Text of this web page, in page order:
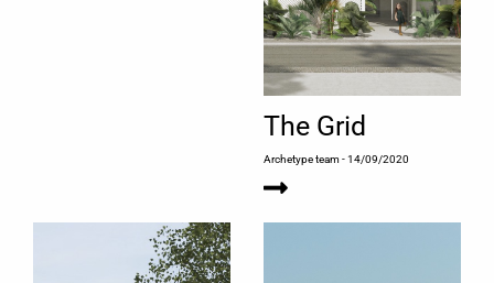
The Grid
Archetype team- 14/09/2020